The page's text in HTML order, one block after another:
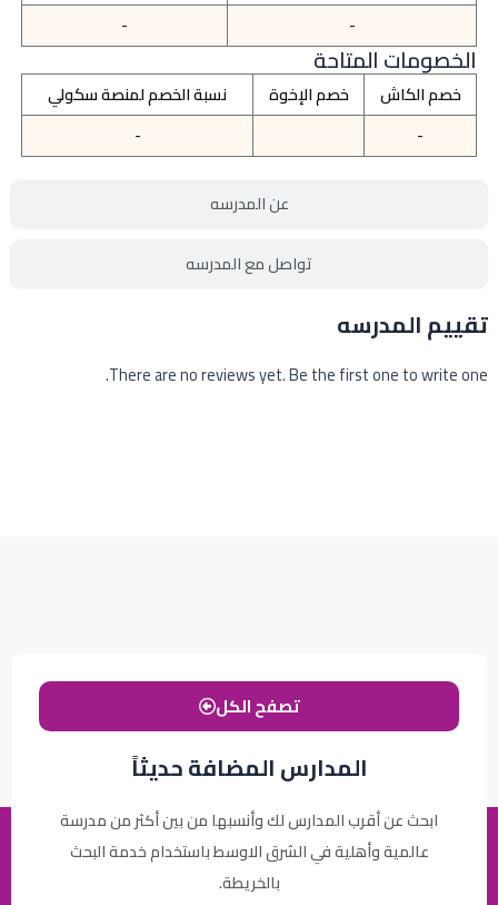
عن المدرسه
تواصل مع المدرسه
-
-
الخصومات المتاحة
خصم الكاش خصم الإخوة
نسبة الخصم لمنصة سكولي
-
-
تقييم المدرسه
There are no reviews yet. Be the first one to write one.
المدارس المضافة حديثاً
ابحث عن أقرب المدارس لك وأنسبها من بين أكثر من مدرسة
عالمية وأهلية في الشرق الاوسط باستخدام خدمة البحث
بالخريطة.
تصفح الكل